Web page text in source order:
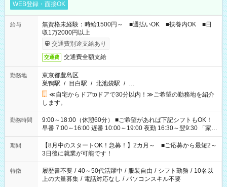
WEB登録・面接OK
給与
無資格未経験：時給1500円～ ■週払いOK ■扶養内OK ■日
収1万2000円以上
交通費別途支給あり
交通費 交通費全額支給
勤務地
東京都豊島区
巣鴨駅 / 目白駅 / 北池袋駅 / …
≪自宅からドアtoドアで30分以内！≫ご希望の勤務地を紹介
します。
勤務時間
9:00～18:00（休憩60分） ■ご希望があれば下記シフトもOK！
早番 7:00～16:00 遅番 10:00～19:00 夜勤 16:30～翌9:30 「家族
と休みを合わせたい」 「余裕を持って夕飯の準備がしたい」
「できれば残業はしたくない」 など、ご希望を教えてください
ね。 ※Wワーク希望の方へ 今ご覧のお仕事で希望する勤務時間
と、もう1つのお仕事の勤務時間。 合計で週40時間を超える場
合は応募できません。
期間
【8月中のスタートOK！急募！】2カ月～ ■ご応募から最短2～
3日後に就業が可能です！
特徴 履歴書不要 / 40～50代活躍中 / 服装自由 / シフト勤務 / 10名以
上の大量募集 / 電話対応なし / パソコンスキル不要